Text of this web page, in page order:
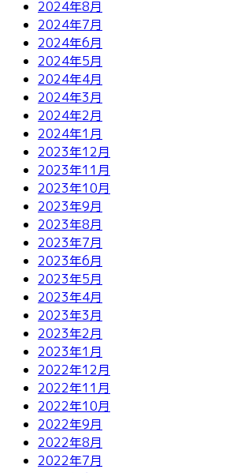
2024年8月
2024年7月
2024年6月
2024年5月
2024年4月
2024年3月
2024年2月
2024年1月
2023年12月
2023年11月
2023年10月
2023年9月
2023年8月
2023年7月
2023年6月
2023年5月
2023年4月
2023年3月
2023年2月
2023年1月
2022年12月
2022年11月
2022年10月
2022年9月
2022年8月
2022年7月